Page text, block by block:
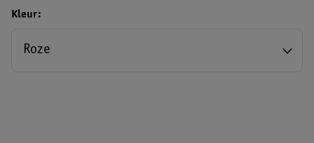
Kleur
Roze